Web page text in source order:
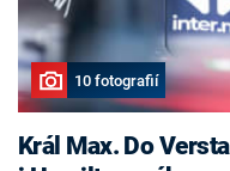
10 fotografií
Král Max. Do